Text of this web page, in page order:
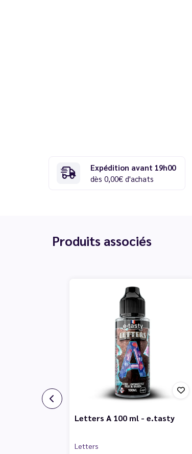
Expédition avant 19h00
dès 0,00€ d'achats
Produits associés
Letters A 100 ml - e.tasty
Letters